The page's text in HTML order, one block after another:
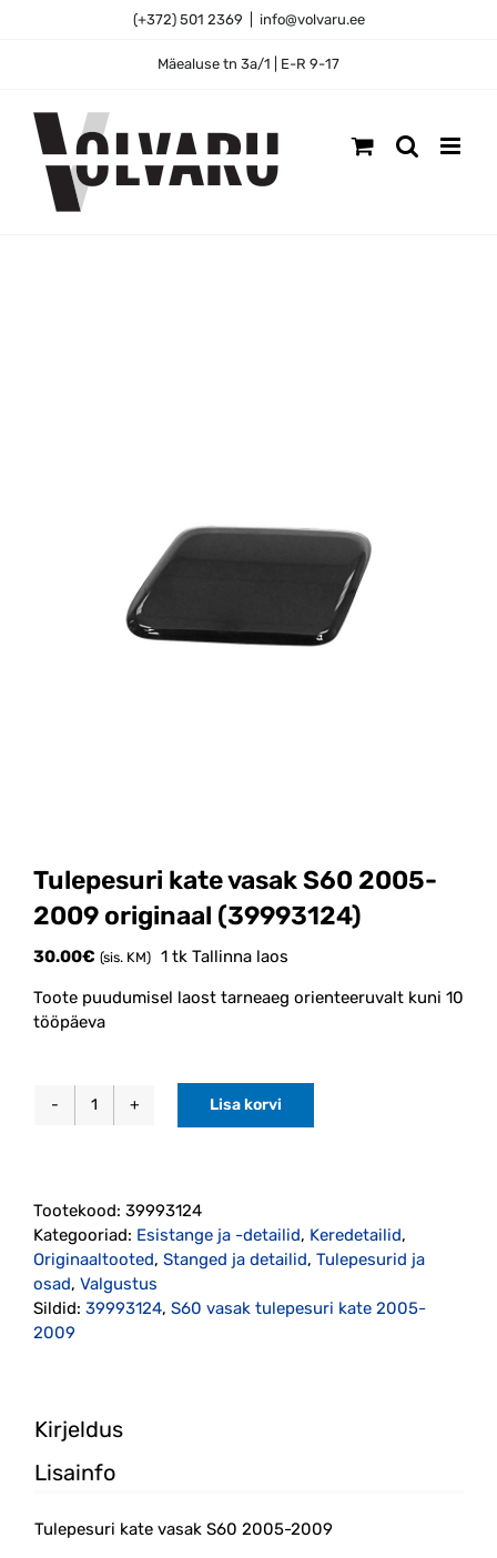
(+372) 501 2369 info@volvaru.ee
Mäealuse tn 3a/1 | E-R 9-17
Tulepesuri kate vasak S60 2005-
2009 originaal (39993124)
30.00€ (sis. KM) 1 tk Tallinna laos
Toote puudumisel laost tarneaeg orienteeruvalt kuni 10
tööpäeva
Tulepesuri
2005-
2009
originaal
(39993124)
kogus
Lisa korvi
Tootekood: 39993124
Kategooriad: Esistange ja -detailid, Keredetailid,
Originaaltooted, Stanged ja detailid, Tulepesurid ja
osad, Valgustus
Sildid: 39993124, S60 vasak tulepesuri kate 2005-
2009
Kirjeldus
Lisainfo
Tulepesuri kate vasak S60 2005-2009